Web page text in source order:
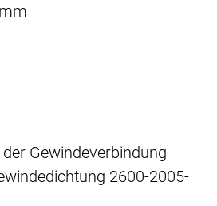
Gewindeverbindung
2600-2005-